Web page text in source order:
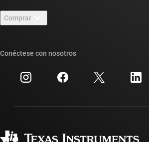
Sala de redacción
Eventos
Relaciones con los inversionistas
Foros de soporte de diseño de TI E2E™
Búsqueda de referencias cruzadas
Centro de atención al cliente
Preguntas frecuentes sobre la cuenta myTI
Comprar
Preguntas frecuentes sobre pedidos
Conéctese con nosotros